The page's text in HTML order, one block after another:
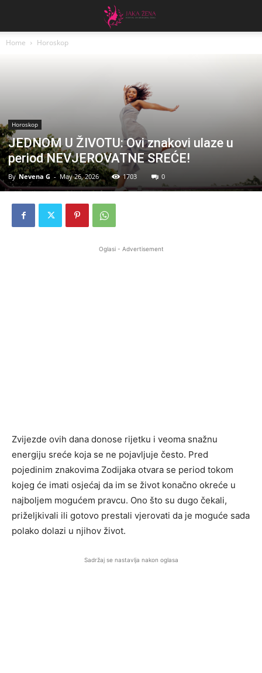
Home Horoskop
Horoskop
JEDNOM U ŽIVOTU: Ovi znakovi ulaze u
period NEVJEROVATNE SREĆE!
By Nevena G - May 26, 2026 1703 0
Oglasi - Advertisement
Zvijezde ovih dana donose rijetku i veoma snažnu
energiju sreće koja se ne pojavljuje često. Pred
pojedinim znakovima Zodijaka otvara se period tokom
kojeg će imati osjećaj da im se život konačno okreće u
najboljem mogućem pravcu. Ono što su dugo čekali,
priželjkivali ili gotovo prestali vjerovati da je moguće sada
polako dolazi u njihov život.
Sadržaj se nastavlja nakon oglasa